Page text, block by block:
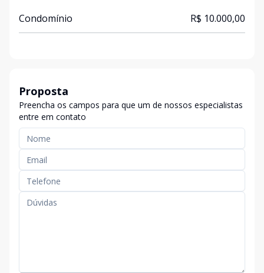
Condomínio R$ 10.000,00
Proposta
Preencha os campos para que um de nossos especialistas
entre em contato